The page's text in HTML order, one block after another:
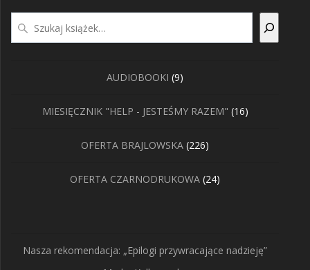
AUDIOBOOKI 99
MIESIĘCZNIK "HELP - JESTEŚMY RAZEM" 1616
OFERTA BRAJLOWSKA 226226
OFERTA CZARNODRUKOWA 2424
Nasza rekomendacja: „Epilogi przywracające nadzieję”